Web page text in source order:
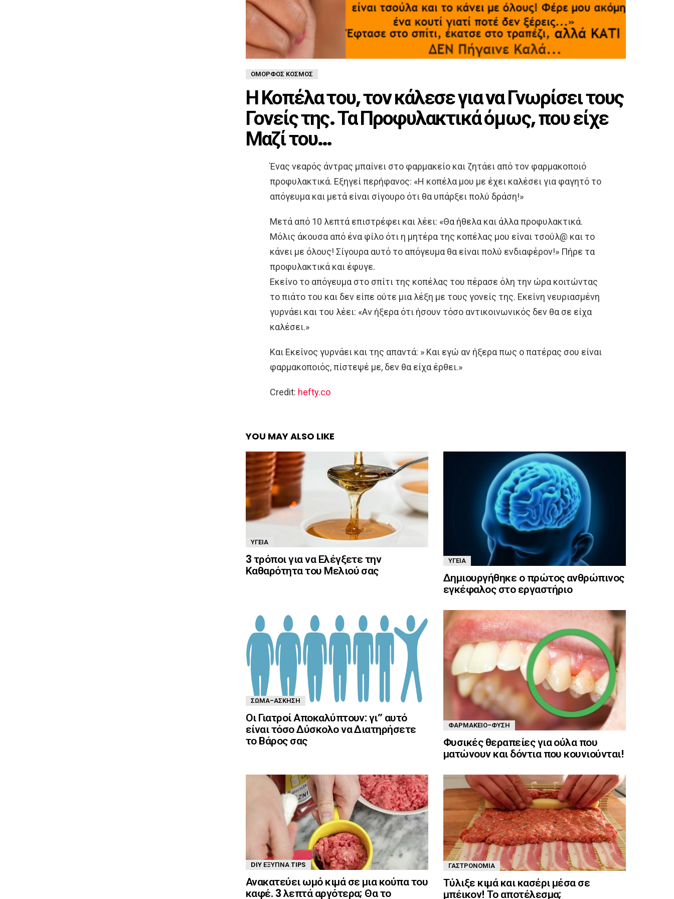
ΌΜΟΡΦΟΣ ΚΌΣΜΟΣ
Η Κοπέλα του, τον κάλεσε για να Γνωρίσει τους
Γονείς της. Τα Προφυλακτικά όμως, που είχε
Μαζί του…
Ένας νεαρός άντρας μπαίνει στο φαρμακείο και ζητάει από τον φαρμακοποιό
προφυλακτικά. Εξηγεί περήφανος: «Η κοπέλα μου με έχει καλέσει για φαγητό το
απόγευμα και μετά είναι σίγουρο ότι θα υπάρξει πολύ δράση!»
Μετά από 10 λεπτά επιστρέφει και λέει: «Θα ήθελα και άλλα προφυλακτικά.
Μόλις άκουσα από ένα φίλο ότι η μητέρα της κοπέλας μου είναι τσούλ@ και το
κάνει με όλους! Σίγουρα αυτό το απόγευμα θα είναι πολύ ενδιαφέρον!» Πήρε τα
προφυλακτικά και έφυγε.
Εκείνο το απόγευμα στο σπίτι της κοπέλας του πέρασε όλη την ώρα κοιτώντας
το πιάτο του και δεν είπε ούτε μια λέξη με τους γονείς της. Εκείνη νευριασμένη
γυρνάει και του λέει: «Αν ήξερα ότι ήσουν τόσο αντικοινωνικός δεν θα σε είχα
καλέσει.»
Και Εκείνος γυρνάει και της απαντά: » Και εγώ αν ήξερα πως ο πατέρας σου είναι
φαρμακοποιός, πίστεψέ με, δεν θα είχα έρθει.»
Credit: hefty.co
YOU MAY ALSO LIKE
ΥΓΕΊΑ
3 τρόποι για να Ελέγξετε την
Καθαρότητα του Μελιού σας
ΥΓΕΊΑ
Δημιουργήθηκε ο πρώτος ανθρώπινος
εγκέφαλος στο εργαστήριο
ΣΏΜΑ-ΆΣΚΗΣΗ
Οι Γιατροί Αποκαλύπτουν: γι” αυτό
είναι τόσο Δύσκολο να Διατηρήσετε
το Βάρος σας
ΦΑΡΜΑΚΕΊΟ-ΦΎΣΗ
Φυσικές θεραπείες για ούλα που
ματώνουν και δόντια που κουνιούνται!
DIY ΈΞΥΠΝΑ TIPS
Ανακατεύει ωμό κιμά σε μια κούπα του
καφέ. 3 λεπτά αργότερα; Θα το
ΓΑΣΤΡΟΝΟΜΊΑ
Τύλιξε κιμά και κασέρι μέσα σε
μπέικον! Το αποτέλεσμα;